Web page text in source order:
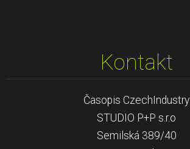
Kontakt
Časopis CzechIndustry
STUDIO P+P s.r.o
Semilská 389/40